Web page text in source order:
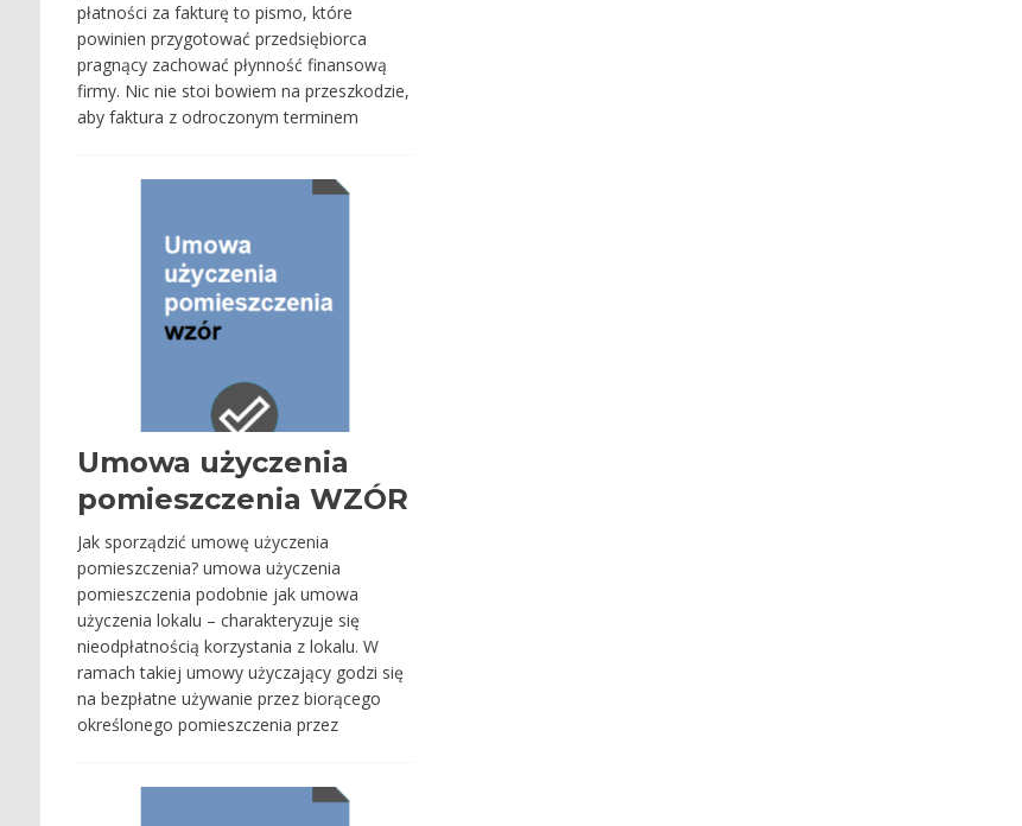
płatności za fakturę to pismo, które
powinien przygotować przedsiębiorca
pragnący zachować płynność finansową
firmy. Nic nie stoi bowiem na przeszkodzie,
aby faktura z odroczonym terminem
Umowa użyczenia
pomieszczenia WZÓR
Jak sporządzić umowę użyczenia
pomieszczenia? umowa użyczenia
pomieszczenia podobnie jak umowa
użyczenia lokalu – charakteryzuje się
nieodpłatnością korzystania z lokalu. W
ramach takiej umowy użyczający godzi się
na bezpłatne używanie przez biorącego
określonego pomieszczenia przez